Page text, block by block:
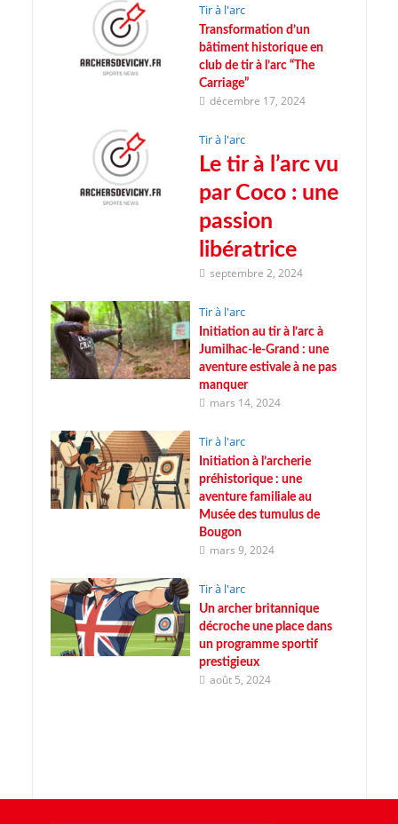
Tir à l'arc
Transformation d’un
bâtiment historique en
club de tir à l’arc “The
Carriage”
décembre 17, 2024
Tir à l'arc
Le tir à l’arc vu
par Coco : une
passion
libératrice
septembre 2, 2024
Tir à l'arc
Initiation au tir à l’arc à
Jumilhac-le-Grand : une
aventure estivale à ne pas
manquer
mars 14, 2024
Tir à l'arc
Initiation à l’archerie
préhistorique : une
aventure familiale au
Musée des tumulus de
Bougon
mars 9, 2024
Tir à l'arc
Un archer britannique
décroche une place dans
un programme sportif
prestigieux
août 5, 2024